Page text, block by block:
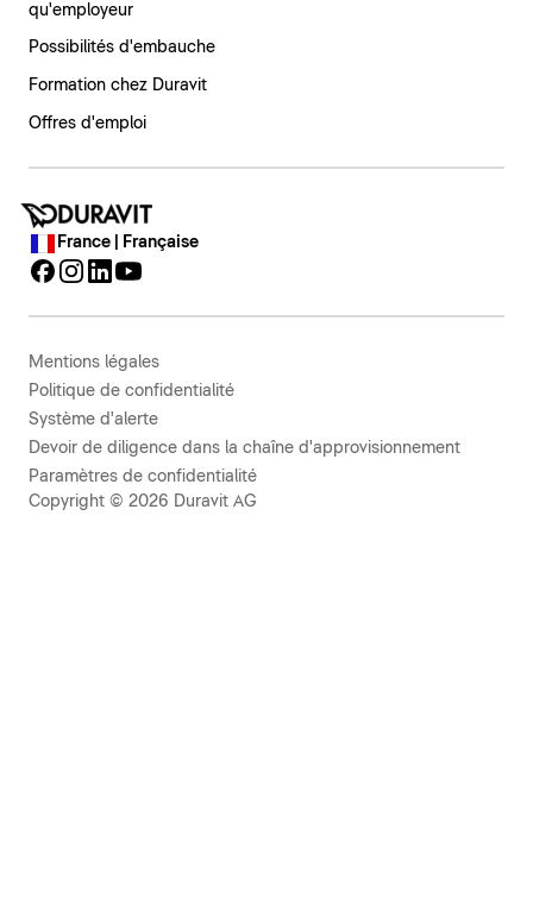
qu'employeur
Possibilités d'embauche
Formation chez Duravit
Offres d'emploi
France | Française
Mentions légales
Politique de confidentialité
Système d'alerte
Devoir de diligence dans la chaîne d'approvisionnement
Paramètres de confidentialité
Copyright © 2026 Duravit AG